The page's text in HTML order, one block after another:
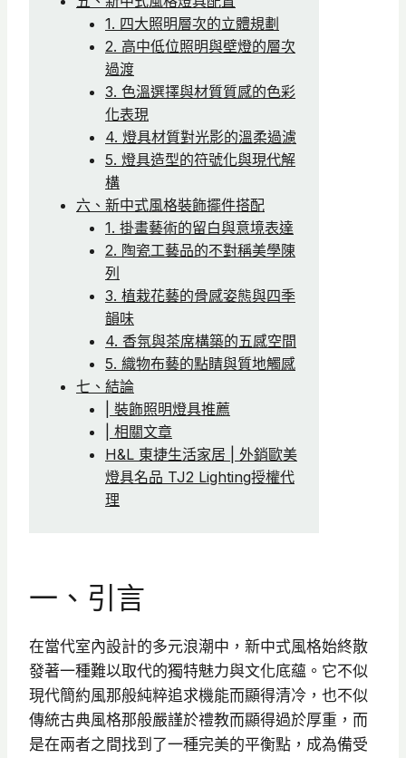
1. 四大照明層次的立體規劃
2. 高中低位照明與壁燈的層次
過渡
3. 色溫選擇與材質質感的色彩
化表現
4. 燈具材質對光影的溫柔過濾
5. 燈具造型的符號化與現代解
構
六、新中式風格裝飾擺件搭配
1. 掛畫藝術的留白與意境表達
2. 陶瓷工藝品的不對稱美學陳
列
3. 植栽花藝的骨感姿態與四季
韻味
4. 香氛與茶席構築的五感空間
5. 織物布藝的點睛與質地觸感
七、結論
| 裝飾照明燈具推薦
| 相關文章
H&L 東捷生活家居 | 外銷歐美
燈具名品 TJ2 Lighting授權代
理
一、引言
在當代室內設計的多元浪潮中，新中式風格始終散
發著一種難以取代的獨特魅力與文化底蘊。它不似
現代簡約風那般純粹追求機能而顯得清冷，也不似
傳統古典風格那般嚴謹於禮教而顯得過於厚重，而
是在兩者之間找到了一種完美的平衡點，成為備受